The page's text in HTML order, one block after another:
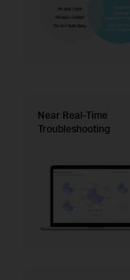
Near Real-Time
Troubleshooting